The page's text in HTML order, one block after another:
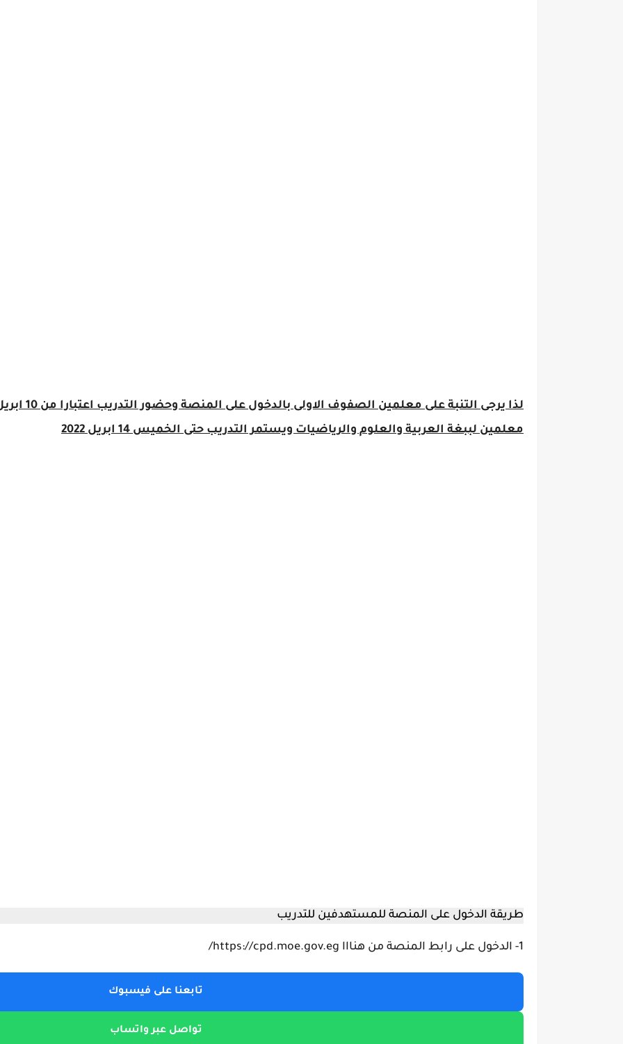
لذا يرجى
معلمين لببغة العربية والعلوم والرياضيات ويستمر التدريب حتى الخميس 14 ابريل 2022
طريقة الدخول على المنصة للمستهدفين للتدريب
1- الدخول على رابط المنصة من هنااا https://cpd.moe.gov.eg/
تابعنا على فيسبوك
تواصل عبر واتساب